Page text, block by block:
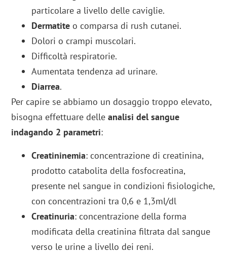
particolare a livello delle caviglie.
Dermatite o comparsa di rush cutanei.
Dolori o crampi muscolari.
Difficoltà respiratorie.
Aumentata tendenza ad urinare.
Diarrea.
Per capire se abbiamo un dosaggio troppo elevato,
bisogna effettuare delleanalisi del sangue
indagando 2 parametri:
Creatininemia: concentrazione di creatinina,
prodotto catabolita della fosfocreatina,
presente nel sangue in condizioni fisiologiche,
con concentrazioni tra 0,6 e 1,3ml/dl
Creatinuria: concentrazione della forma
modificata della creatinina filtrata dal sangue
verso le urine a livello dei reni.